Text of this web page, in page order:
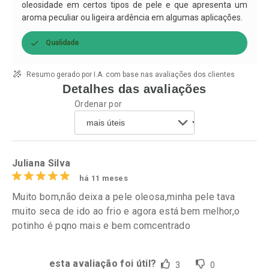
oleosidade em certos tipos de pele e que apresenta um
aroma peculiar ou ligeira ardência em algumas aplicações.
Qualidade
Resumo gerado por I.A. com base nas avaliações dos clientes
Detalhes das avaliações
Ordenar por
Juliana Silva
há 11 meses
Muito bom,não deixa a pele oleosa,minha pele tava
muito seca de ido ao frio e agora está bem melhor,o
potinho é pqno mais e bem comcentrado
esta avaliação foi útil? 3 0